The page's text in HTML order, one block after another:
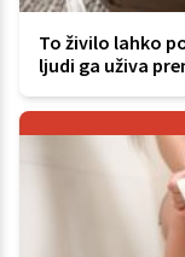
To živilo lahko
ljudi ga uživa